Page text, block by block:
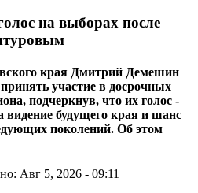
на выборах после
края Дмитрий Демешин
участие в досрочных
подчеркнув, что их голос -
видение будущего края и шанс
поколений. Об этом
Авг 5, 2026 - 09:11